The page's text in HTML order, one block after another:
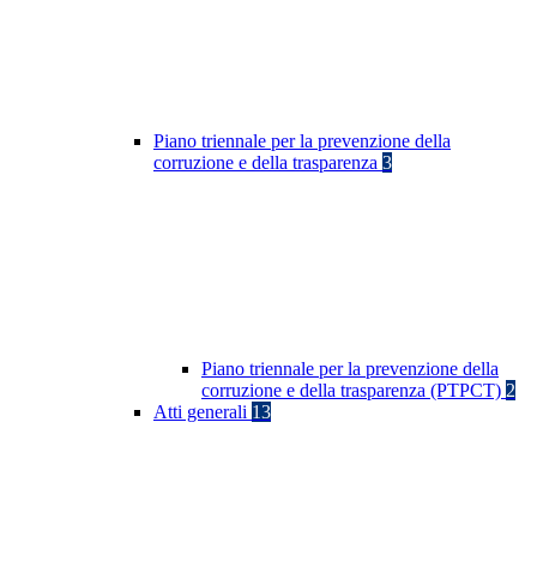
Piano triennale per la prevenzione della
corruzione e della trasparenza 3
Piano triennale per la prevenzione della
corruzione e della trasparenza (PTPCT) 2
Atti generali 13